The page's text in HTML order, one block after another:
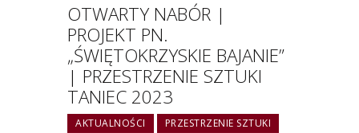
OTWARTY NABÓR |
PROJEKT PN.
„ŚWIĘTOKRZYSKIE BAJANIE”
| PRZESTRZENIE SZTUKI
TANIEC 2023
AKTUALNOŚCI
PRZESTRZENIE SZTUKI